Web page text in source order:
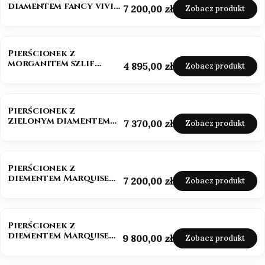
diamentem fancy vivid Cena
7 200,00 zł Zobacz produkt
Pierścionek z
morganitem szlif
Cena
4 895,00 zł Zobacz produkt
Pierścionek z
zielonym diamentem
Cena
7 370,00 zł Zobacz produkt
Pierścionek z
diementem Marquise
Cena
7 200,00 zł Zobacz produkt
Pierścionek z
diementem Marquise
Cena
9 800,00 zł Zobacz produkt